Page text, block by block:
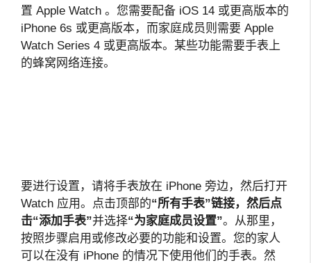
置 Apple Watch 。您需要配备 iOS 14 或更高版本的
iPhone 6s 或更高版本，而家庭成员则需要 Apple
Watch Series 4 或更高版本。某些功能需要手表上
的蜂窝网络连接。
要进行设置，请将手表放在 iPhone 旁边，然后打开
Watch 应用。点击顶部的“所有手表”链接，然后点
击“添加手表”并选择“为家庭成员设置”。从那里，
按照步骤启用或修改必要的功能和设置。您的家人
可以在没有 iPhone 的情况下使用他们的手表。然